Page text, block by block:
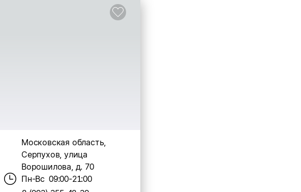
Московская область,
Серпухов, улица
Ворошилова, д. 70
Пн-Вс 09:00-21:00